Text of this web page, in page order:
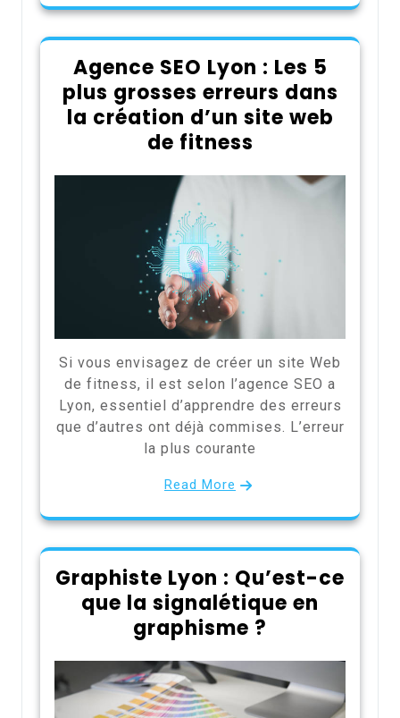
Agence SEO Lyon : Les 5
plus grosses erreurs dans
la création d’un site web
de fitness
Si vous envisagez de créer un site Web
de fitness, il est selon l’agence SEO a
Lyon, essentiel d’apprendre des erreurs
que d’autres ont déjà commises. L’erreur
la plus courante
Read More
Graphiste Lyon : Qu’est-ce
que la signalétique en
graphisme ?